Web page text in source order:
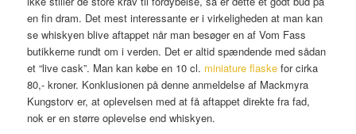
en fin dram. Det mest interessante er i virkeligheden at man kan
se whiskyen blive aftappet når man besøger en af Vom Fass
butikkerne rundt om i verden. Det er altid spændende med sådan
et “live cask”. Man kan købe en 10 cl. miniature flaske for cirka
80,- kroner. Konklusionen på denne anmeldelse af Mackmyra
Kungstorv er, at oplevelsen med at få aftappet direkte fra fad,
nok er en større oplevelse end whiskyen.